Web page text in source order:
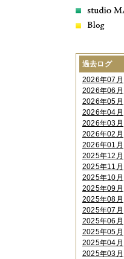
過去ログ
2026年07月
2026年06月
2026年05月
2026年04月
2026年03月
2026年02月
2026年01月
2025年12月
2025年11月
2025年10月
2025年09月
2025年08月
2025年07月
2025年06月
2025年05月
2025年04月
2025年03月